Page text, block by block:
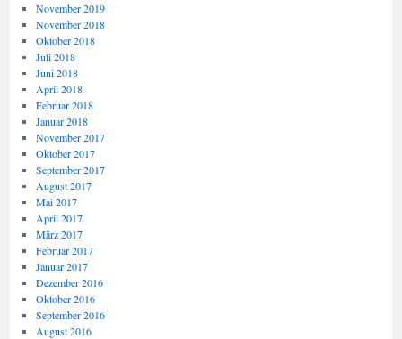
November 2019
November 2018
Oktober 2018
Juli 2018
Juni 2018
April 2018
Februar 2018
Januar 2018
November 2017
Oktober 2017
September 2017
August 2017
Mai 2017
April 2017
März 2017
Februar 2017
Januar 2017
Dezember 2016
Oktober 2016
September 2016
August 2016